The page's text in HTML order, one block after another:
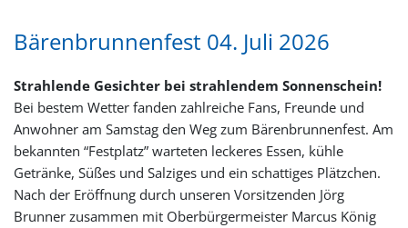
Bärenbrunnenfest 04. Juli 2026
Strahlende Gesichter bei strahlendem Sonnenschein!
Bei bestem Wetter fanden zahlreiche Fans, Freunde und
Anwohner am Samstag den Weg zum Bärenbrunnenfest. Am
bekannten “Festplatz” warteten leckeres Essen, kühle
Getränke, Süßes und Salziges und ein schattiges Plätzchen.
Nach der Eröffnung durch unseren Vorsitzenden Jörg
Brunner zusammen mit Oberbürgermeister Marcus König